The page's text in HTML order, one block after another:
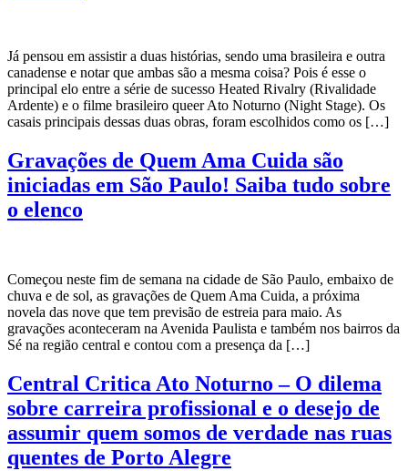
Já pensou em assistir a duas histórias, sendo uma brasileira e outra
canadense e notar que ambas são a mesma coisa? Pois é esse o
principal elo entre a série de sucesso Heated Rivalry (Rivalidade
Ardente) e o filme brasileiro queer Ato Noturno (Night Stage). Os
casais principais dessas duas obras, foram escolhidos como os […]
Gravações de Quem Ama Cuida são
iniciadas em São Paulo! Saiba tudo sobre
o elenco
Começou neste fim de semana na cidade de São Paulo, embaixo de
chuva e de sol, as gravações de Quem Ama Cuida, a próxima
novela das nove que tem previsão de estreia para maio. As
gravações aconteceram na Avenida Paulista e também nos bairros da
Sé na região central e contou com a presença da […]
Central Critica Ato Noturno – O dilema
sobre carreira profissional e o desejo de
assumir quem somos de verdade nas ruas
quentes de Porto Alegre